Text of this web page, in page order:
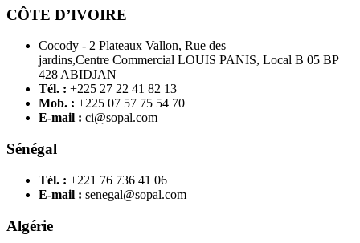
CÔTE D’IVOIRE
Cocody - 2 Plateaux Vallon, Rue des
jardins,Centre Commercial LOUIS PANIS, Local B 05 BP
428 ABIDJAN
Tél. : +225 27 22 41 82 13
Mob. : +225 07 57 75 54 70
E-mail : ci@sopal.com
Sénégal
Tél. : +221 76 736 41 06
E-mail : senegal@sopal.com
Algérie